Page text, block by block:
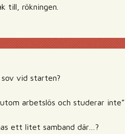
till, rökningen.
vid starten?
arbetslös och studerar inte”
ett litet samband där…?